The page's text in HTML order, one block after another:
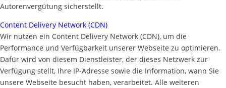
Autorenvergütung sicherstellt.
Content Delivery Network (CDN)
Wir nutzen ein Content Delivery Network (CDN), um die
Performance und Verfügbarkeit unserer Webseite zu optimieren.
Dafür wird von diesem Dienstleister, der dieses Netzwerk zur
Verfügung stellt, Ihre IP-Adresse sowie die Information, wann Sie
unsere Webseite besucht haben, verarbeitet. Alle weiteren